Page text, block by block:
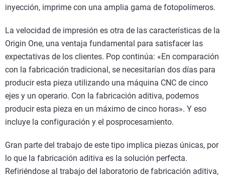
inyección, imprime con una amplia gama de fotopolímeros.
La velocidad de impresión es otra de las características de la
Origin One, una ventaja fundamental para satisfacer las
expectativas de los clientes. Pop continúa: «En comparación
con la fabricación tradicional, se necesitarían dos días para
producir esta pieza utilizando una máquina CNC de cinco
ejes y un operario. Con la fabricación aditiva, podemos
producir esta pieza en un máximo de cinco horas». Y eso
incluye la configuración y el posprocesamiento.
Gran parte del trabajo de este tipo implica piezas únicas, por
lo que la fabricación aditiva es la solución perfecta.
Refiriéndose al trabajo del laboratorio de fabricación aditiva,